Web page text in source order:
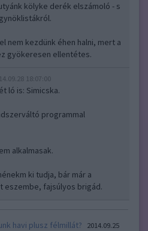
kölyke derék elszámoló - s
nem kezdünk éhen halni, mert a
gyökeresen ellentétes.
18:07:00
ló is: Simicska.
programmal
alkalmasak.
ki tudja, bár már a
eszembe, fajsúlyos brigád.
havi plusz félmillát?
2014.09.25